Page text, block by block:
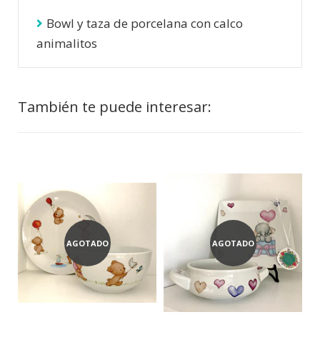
Bowl y taza de porcelana con calco
animalitos
También te puede interesar:
AGOTADO AGOTADO